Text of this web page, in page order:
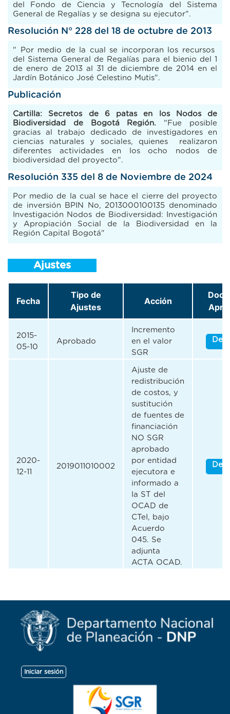
del Fondo de Ciencia y Tecnología del Sistema
General de Regalías y se designa su ejecutor".
Resolución N° 228 del 18 de octubre de 2013
" Por medio de la cual se incorporan los recursos
del Sistema General de Regalías para el bienio del 1
de enero de 2013 al 31 de diciembre de 2014 en el
Jardín Botánico José Celestino Mutis".
Publicación
Cartilla: Secretos de 6 patas en los Nodos de
Biodiversidad de Bogotá Región. "Fue posible
gracias al trabajo dedicado de investigadores en
ciencias naturales y sociales, quienes realizaron
diferentes actividades en los ocho nodos de
biodiversidad del proyecto".
Resolución 335 del 8 de Noviembre de 2024
Por medio de la cual se hace el cierre del proyecto
de inversión BPIN No, 2013000100135 denominado
Investigación Nodos de Biodiversidad: Investigación
y Apropiación Social de la Biodiversidad en la
Región Capital Bogotá"
Ajustes
Fecha
Tipo de
Ajustes
Acción
2015-
05-10
Aprobado
Incremento
en el valor
SGR
2020-
12-11
2019011010002
Ajuste de
redistribución
de costos, y
sustitución
de fuentes de
financiación
NO SGR
aprobado
por entidad
ejecutora e
informado a
la ST del
OCAD de
CTeI, bajo
Acuerdo
045. Se
adjunta
ACTA OCAD.
Menú
Iniciar sesión